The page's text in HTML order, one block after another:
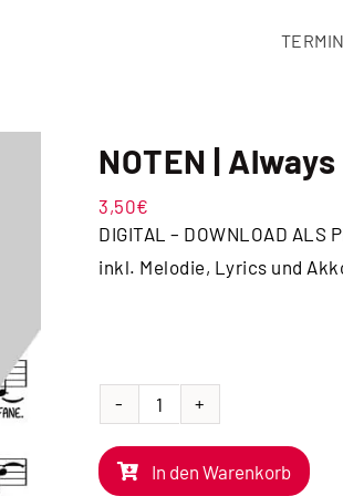
NOTEN | Always
3,50€
DIGITAL – DOWNLOAD ALS
inkl. Melodie, Lyrics und
NOTEN
|
Always
In den Warenkorb